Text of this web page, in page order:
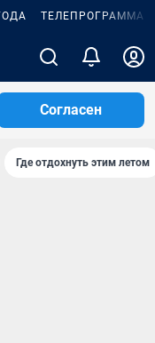
ТЕЛЕПРОГРАММА
Согласен
Где отдохнуть этим летом